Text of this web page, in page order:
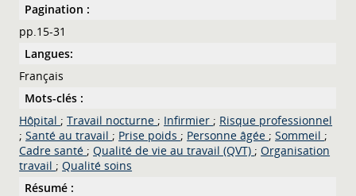
Pagination :
pp.15-31
Langues:
Français
Mots-clés :
Hôpital ; Travail nocturne ; Infirmier ; Risque professionnel
; Santé au travail ; Prise poids ; Personne âgée ; Sommeil ;
Cadre santé ; Qualité de vie au travail (QVT) ; Organisation
travail ; Qualité soins
Résumé :